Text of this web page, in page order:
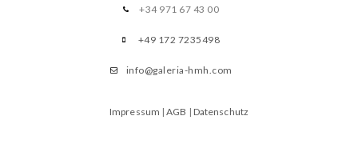
+34 971 67 43 00
+49 172 7235498
info@galeria-hmh.com
Impressum |AGB | Datenschutz